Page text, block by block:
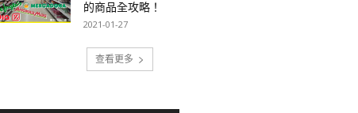
的商品全攻略！
2021-01-27
查看更多